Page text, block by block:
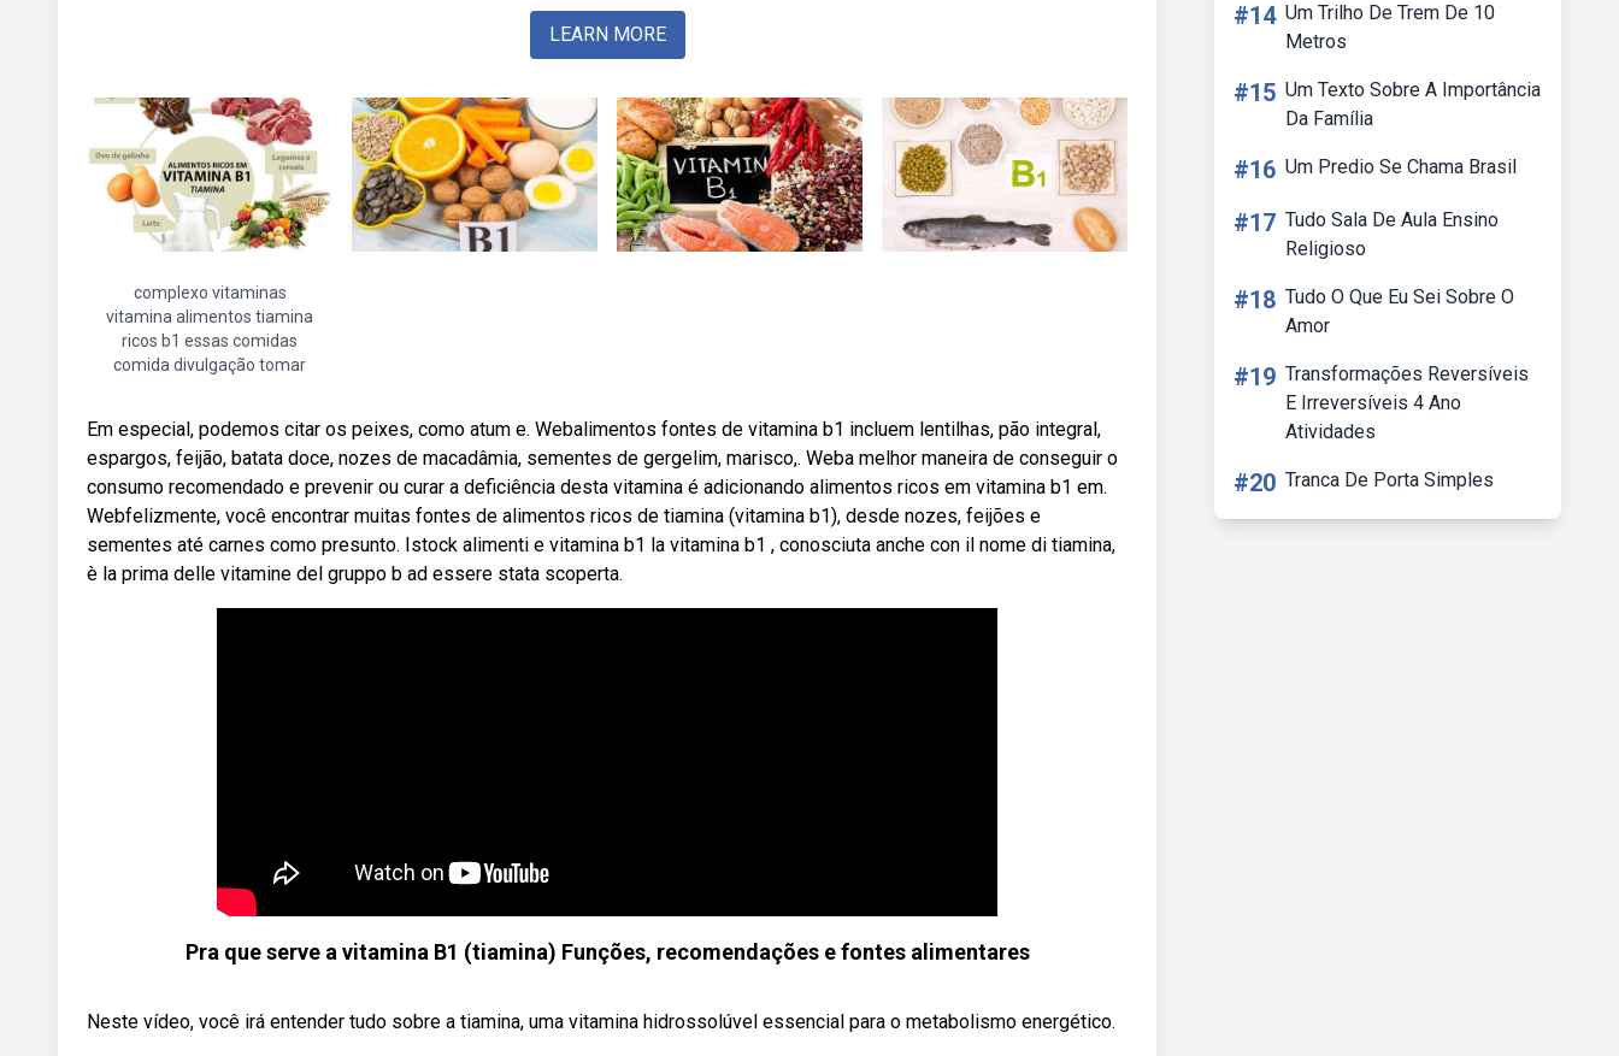
LEARN MORE
complexo vitaminas
vitamina alimentos tiamina
ricos b1 essas comidas
comida divulgação tomar
Em especial, podemos citar os peixes, como atum e. Webalimentos fontes de vitamina b1 incluem lentilhas, pão integral,
espargos, feijão, batata doce, nozes de macadâmia, sementes de gergelim, marisco,. Weba melhor maneira de conseguir o
consumo recomendado e prevenir ou curar a deficiência desta vitamina é adicionando alimentos ricos em vitamina b1 em.
Webfelizmente, você encontrar muitas fontes de alimentos ricos de tiamina (vitamina b1), desde nozes, feijões e
sementes até carnes como presunto. Istock alimenti e vitamina b1 la vitamina b1 , conosciuta anche con il nome di tiamina,
è la prima delle vitamine del gruppo b ad essere stata scoperta.
Pra que serve a vitamina B1 (tiamina) Funções, recomendações e fontes alimentares
Neste vídeo, você irá entender tudo sobre a tiamina, uma vitamina hidrossolúvel essencial para o metabolismo energético.
#14 Um Trilho De Trem De 10
Metros
#15 Um Texto Sobre A Importância
Da Família
#16 Um Predio Se Chama Brasil
#17 Tudo Sala De Aula Ensino
Religioso
#18 Tudo O Que Eu Sei Sobre O
Amor
#19 Transformações Reversíveis
E Irreversíveis 4 Ano
Atividades
#20 Tranca De Porta Simples